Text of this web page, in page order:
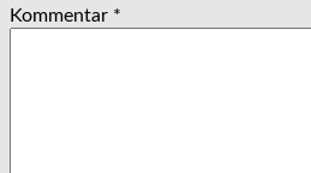
Kommentar *